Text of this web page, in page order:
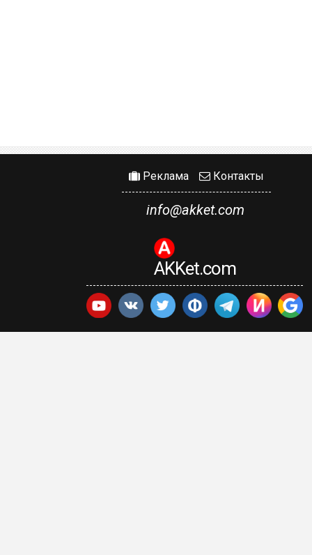
Реклама Контакты
info@akket.com
AKKet.com